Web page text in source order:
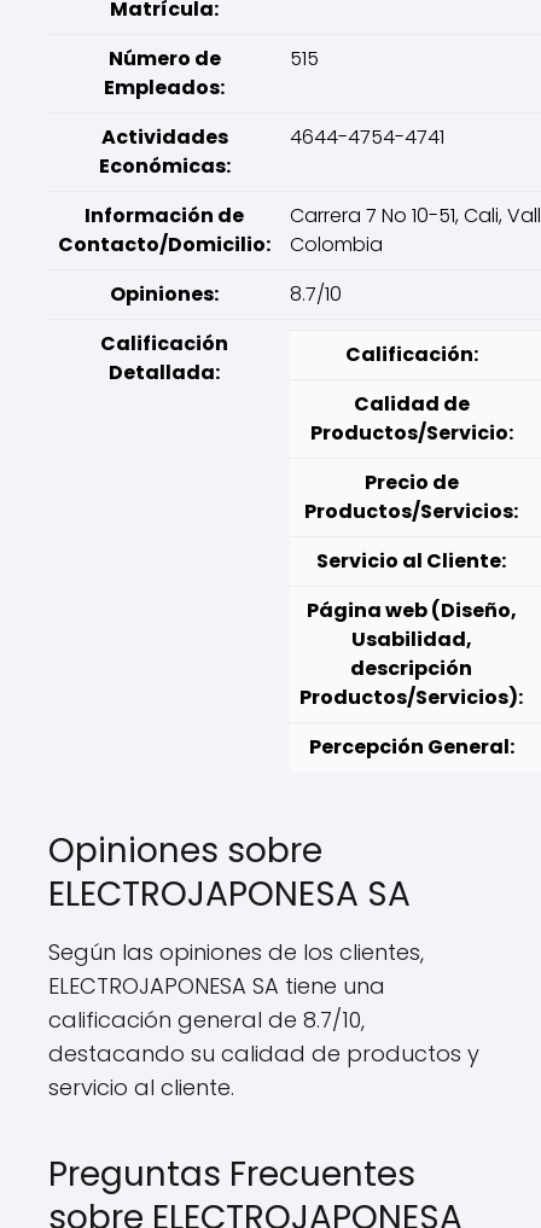
Matrícula:
Número de
Empleados:
515
Actividades
Económicas:
4644-4754-4741
Información de
Contacto/Domicilio:
Carrera 7 No 10-51, Cali,
Colombia
Opiniones:
8.7/10
Calificación
Detallada:
Calificación:
Calidad de
Productos/Servicio:
Precio de
Productos/Servicios:
Servicio al Cliente:
Página web (Diseño,
Usabilidad,
descripción
Productos/Servicios):
Percepción General:
Opiniones sobre
ELECTROJAPONESA SA
Según las opiniones de los clientes,
ELECTROJAPONESA SA tiene una
calificación general de 8.7/10,
destacando su calidad de productos y
servicio al cliente.
Preguntas Frecuentes
sobre ELECTROJAPONESA